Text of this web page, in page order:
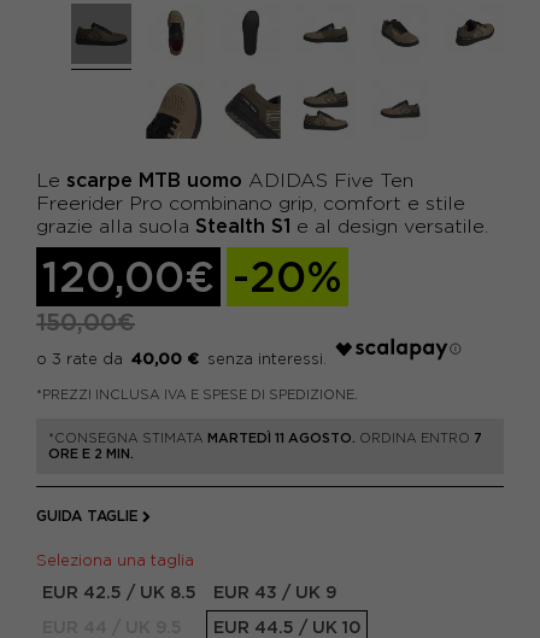
Le scarpe MTB uomo ADIDAS Five Ten
Freerider Pro combinano grip, comfort e stile
grazie alla suola Stealth S1 e al design versatile.
120,00€ -20%
150,00€
40,00 €
*PREZZI INCLUSA IVA E SPESE DI SPEDIZIONE.
*CONSEGNA STIMATA MARTEDÌ 11 AGOSTO. ORDINA ENTRO 7
ORE E 2 MIN.
GUIDA TAGLIE
Seleziona una taglia
EUR 42.5 / UK 8.5
EUR 43 / UK 9
EUR 44.5 / UK 10